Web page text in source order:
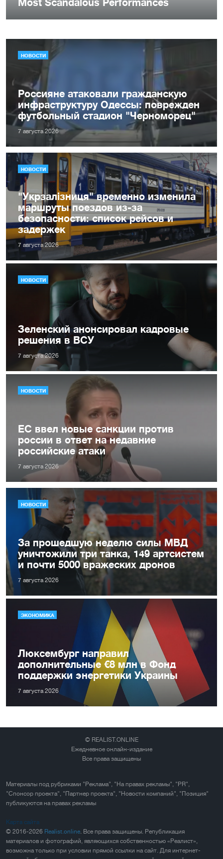
НОВОСТИ
Россияне атаковали гражданскую
инфраструктуру Одессы: поврежден
футбольный стадион "Черноморец"
7 августа 2026
НОВОСТИ
"Укрзалізниця" временно изменила
маршруты поездов из-за
безопасности: список рейсов и
задержек
7 августа 2026
НОВОСТИ
Зеленский анонсировал кадровые
решения в ВСУ
7 августа 2026
НОВОСТИ
ЕС ввел новые санкции против
россии в ответ на недавние
российские атаки
7 августа 2026
НОВОСТИ
За прошедшую неделю силы МВД
уничтожили три танка, 149 артсистем
и почти 5000 вражеских дронов
7 августа 2026
ЭКОНОМИКА
Люксембург направил
дополнительные €8 млн в Фонд
поддержки энергетики Украины
7 августа 2026
© REALIST.ONLINE
Ежедневное онлайн-издание
Все права защищены
Материалы под рубриками "Реклама", "На правах рекламы", "PR",
"Спонсор проекта", "Партнер проекта", "Новости компаний", "Позиция"
публикуются на правах рекламы
Карта сайта
© 2016-2026 Realist.online. Все права защищены. Републикация
материалов и фотографий, являющихся собственностью «Реалист»,
возможна только при условии прямой ссылки на сайт. Для интернет-